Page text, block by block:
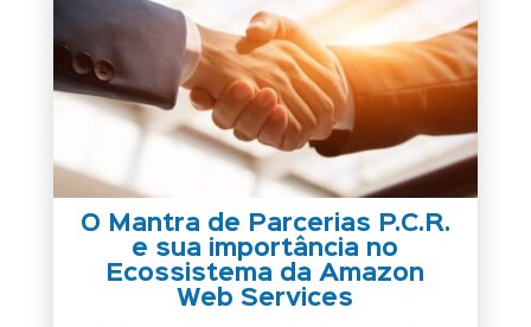
O Mantra de Parcerias P.C.R.
e sua importância no
Ecossistema da Amazon
Web Services